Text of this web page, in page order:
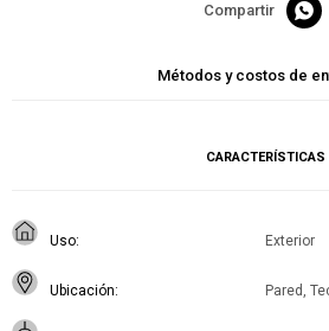

Métodos y costos de
CARACTERÍSTICAS
Uso Exterior
Ubicación Pared,